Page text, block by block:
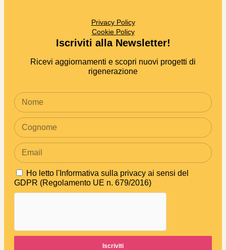
Privacy Policy
Cookie Policy
Iscriviti alla Newsletter!
Ricevi aggiornamenti e scopri nuovi progetti di
rigenerazione
Ho letto l'Informativa sulla privacy ai sensi del
GDPR (Regolamento UE n. 679/2016)
Iscriviti